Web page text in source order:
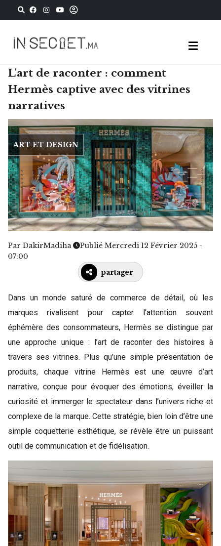
L'art de raconter : comment
Hermès captive avec des vitrines
narratives
ART ET DESIGN
Par DakirMadiha
Publié Mercredi 12 Février 2025 -
07:00
partager
Dans un monde saturé de commerce de détail, où les
marques rivalisent pour capter l’attention souvent
éphémère des consommateurs, Hermès se distingue par
une approche unique : l’art de raconter des histoires à
travers ses vitrines. Plus qu’une simple présentation de
produits, chaque vitrine Hermès est une œuvre d’art
narrative, conçue pour évoquer des émotions, éveiller la
curiosité et immerger le spectateur dans l’univers riche et
complexe de la marque. Cette stratégie, bien loin d’être une
simple coquetterie esthétique, se révèle être un puissant
outil de communication et de fidélisation.